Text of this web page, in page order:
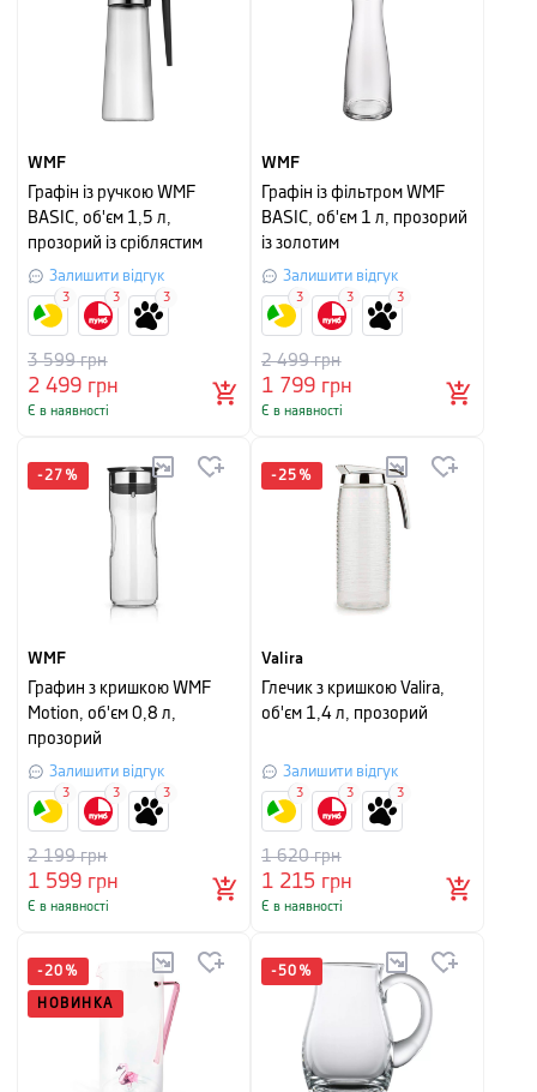
WMF
Графін із ручкою WMF
BASIC, об'єм 1,5 л,
прозорий із сріблястим
Залишити відгук
2 499 грн
3 599грн
Є в наявності
3 3 3
WMF
Графін із фільтром WMF
BASIC, об'єм 1 л, прозорий
із золотим
Залишити відгук
1 799 грн
2 499грн
Є в наявності
3 3 3
-27 %
WMF
Графин з кришкою WMF
Motion, об'єм 0,8 л,
прозорий
Залишити відгук
1 599 грн
2 199грн
Є в наявності
3 3 3
-25 %
Valira
Глечик з кришкою Valira,
об'єм 1,4 л, прозорий
Залишити відгук
1 215 грн
1 620грн
Є в наявності
3 3 3
-20 %
НОВИНКА
-50 %